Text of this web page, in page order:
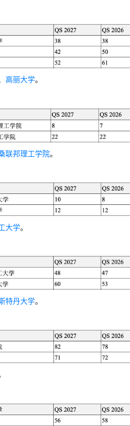
高丽大学。
联邦理工学院。
大学。
特丹大学。